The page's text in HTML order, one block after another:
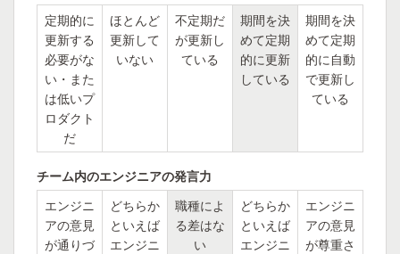
定期的に
更新する
必要がな
い・また
は低いプ
ロダクト
だ
ほとんど
更新して
いない
不定期だ
が更新し
ている
期間を決
めて定期
的に更新
している
期間を決
めて定期
的に自動
で更新し
ている
チーム内のエンジニアの発言力
エンジニ
アの意見
が通りづ
どちらか
といえば
エンジニ
職種によ
る差はな
い
どちらか
といえば
エンジニ
エンジニ
アの意見
が尊重さ